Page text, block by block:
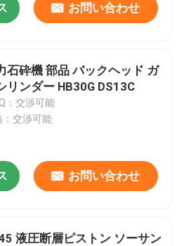
お問い合わせ
石砕機 部品 バックヘッド ガ
リンダー HB30G DS13C
：交渉可能
：交渉可能
お問い合わせ
液圧断層ピストン ソーサン